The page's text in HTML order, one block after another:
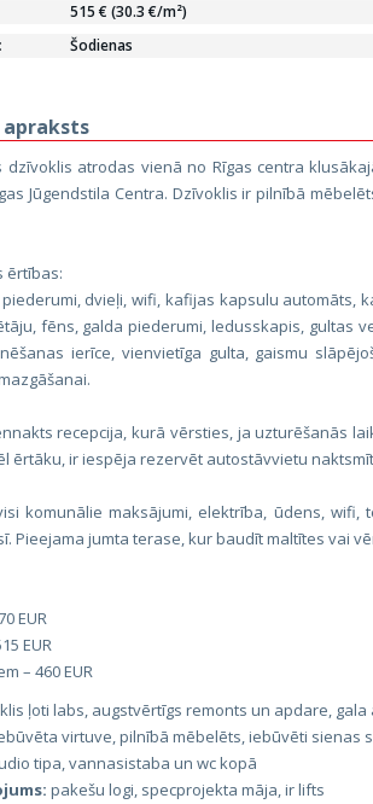
515 € (30.3 €/m²)
Šodienas
dzīvoklis atrodas vienā no Rīgas centra
Jūgendstila Centra. Dzīvoklis ir pilnībā
ērtības:
dvieļi, wifi, kafijas kapsulu automāts,
fēns, galda piederumi, ledusskapis, gultas
ierīce, vienvietīga gulta, gaismu
recepcija, kurā vērsties, ja uzturēšanās
ērtāku, ir iespēja rezervēt autostāvvietu
komunālie maksājumi, elektrība, ūdens, wifi,
Pieejama jumta terase, kur baudīt maltītes vai
EUR
EUR
– 460 EUR
ļoti labs, augstvērtīgs remonts un apdare, gala
virtuve, pilnībā mēbelēts, iebūvēti sienas
tipa, vannasistaba un wc kopā
pakešu logi, specprojekta māja, ir lifts